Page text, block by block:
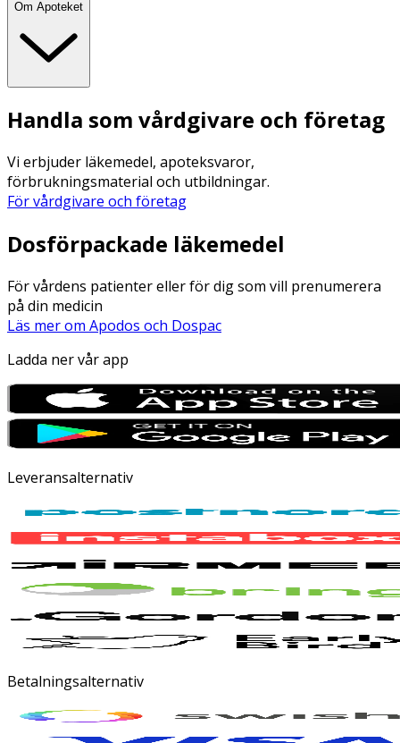
Om Apoteket
Handla som vårdgivare och företag
Vi erbjuder läkemedel, apoteksvaror,
förbrukningsmaterial och utbildningar.
För vårdgivare och företag
Dosförpackade läkemedel
För vårdens patienter eller för dig som vill prenumerera
på din medicin
Läs mer om Apodos och Dospac
Ladda ner vår app
Leveransalternativ
Betalningsalternativ